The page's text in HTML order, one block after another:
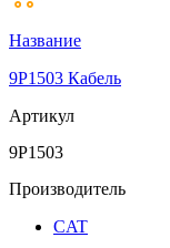
Название
9P1503 Кабель
Артикул
9P1503
Производитель
CAT